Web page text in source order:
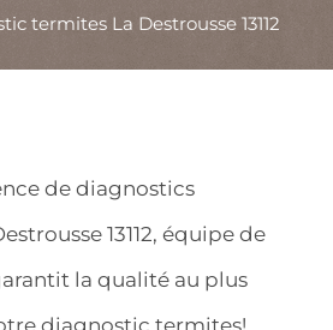
termites La Destrousse 13112
de diagnostics
13112, équipe de
la qualité au plus
diagnostic termites!